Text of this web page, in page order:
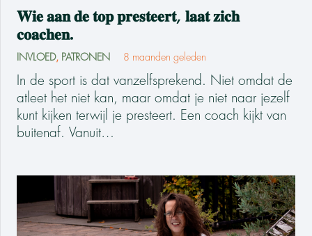
𝐖𝐢𝐞 𝐚𝐚𝐧 𝐝𝐞 𝐭𝐨𝐩 𝐩𝐫𝐞𝐬𝐭𝐞𝐞𝐫𝐭, 𝐥𝐚𝐚𝐭 𝐳𝐢𝐜𝐡
𝐜𝐨𝐚𝐜𝐡𝐞𝐧.
INVLOED, PATRONEN 8 maanden geleden
In de sport is dat vanzelfsprekend. Niet omdat de
atleet het niet kan, maar omdat je niet naar jezelf
kunt kijken terwijl je presteert. Een coach kijkt van
buitenaf. Vanuit…